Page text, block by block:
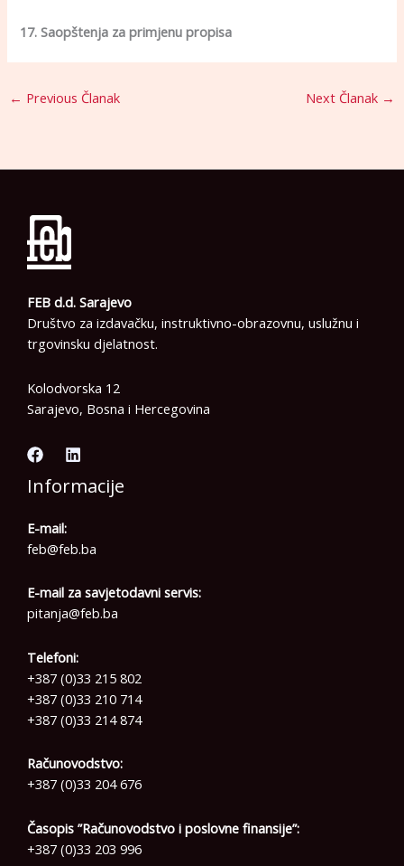
17. Saopštenja za primjenu propisa
← Previous Članak Next Članak →
FEB d.d. Sarajevo
Društvo za izdavačku, instruktivno-obrazovnu, uslužnu i
trgovinsku djelatnost.
Kolodvorska 12
Sarajevo, Bosna i Hercegovina
Informacije
E-mail:
feb@feb.ba
E-mail za savjetodavni servis:
pitanja@feb.ba
Telefoni:
+387 (0)33 215 802
+387 (0)33 210 714
+387 (0)33 214 874
Računovodstvo:
+387 (0)33 204 676
Časopis ”Računovodstvo i poslovne finansije”:
+387 (0)33 203 996